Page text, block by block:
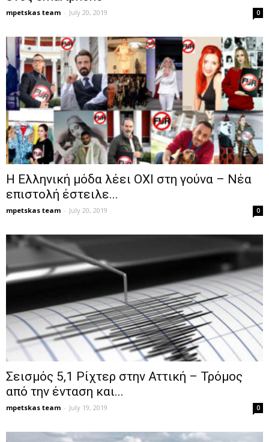
mpetskas team - July 20, 2019 0
Η Ελληνική μόδα λέει ΟΧΙ στη γούνα – Νέα
επιστολή έστειλε...
mpetskas team - July 20, 2019 0
Σεισμός 5,1 Ρίχτερ στην Αττική – Τρόμος
από την ένταση και...
mpetskas team - July 19, 2019 0